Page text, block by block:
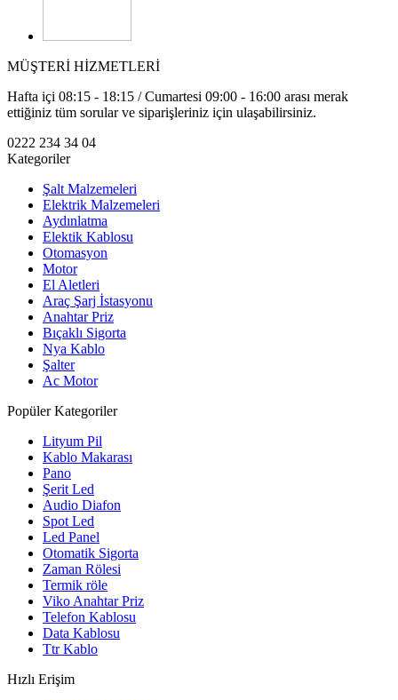
MÜŞTERİ HİZMETLERİ
Hafta içi 08:15 - 18:15 / Cumartesi 09:00 - 16:00 arası merak
ettiğiniz tüm sorular ve siparişleriniz için ulaşabilirsiniz.
0222 234 34 04
Kategoriler
Şalt Malzemeleri
Elektrik Malzemeleri
Aydınlatma
Elektik Kablosu
Otomasyon
Motor
El Aletleri
Araç Şarj İstasyonu
Anahtar Priz
Bıçaklı Sigorta
Nya Kablo
Şalter
Ac Motor
Popüler Kategoriler
Lityum Pil
Kablo Makarası
Pano
Şerit Led
Audio Diafon
Spot Led
Led Panel
Otomatik Sigorta
Zaman Rölesi
Termik röle
Viko Anahtar Priz
Telefon Kablosu
Data Kablosu
Ttr Kablo
Hızlı Erişim